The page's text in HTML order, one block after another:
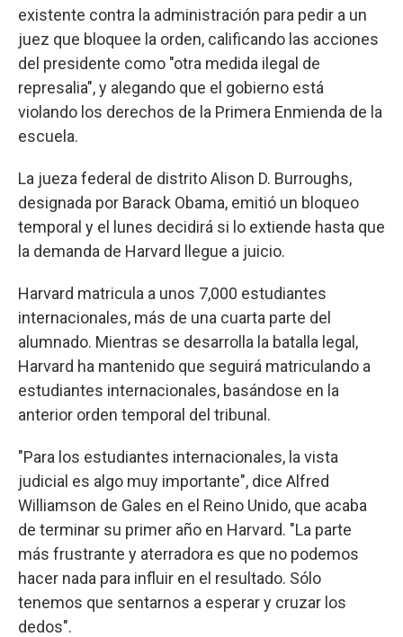
existente contra la administración para pedir a un
juez que bloquee la orden, calificando las acciones
del presidente como "otra medida ilegal de
represalia", y alegando que el gobierno está
violando los derechos de la Primera Enmienda de la
escuela.
La jueza federal de distrito Alison D. Burroughs,
designada por Barack Obama, emitió un bloqueo
temporal y el lunes decidirá si lo extiende hasta que
la demanda de Harvard llegue a juicio.
Harvard matricula a unos 7,000 estudiantes
internacionales, más de una cuarta parte del
alumnado. Mientras se desarrolla la batalla legal,
Harvard ha mantenido que seguirá matriculando a
estudiantes internacionales, basándose en la
anterior orden temporal del tribunal.
"Para los estudiantes internacionales, la vista
judicial es algo muy importante", dice Alfred
Williamson de Gales en el Reino Unido, que acaba
de terminar su primer año en Harvard. "La parte
más frustrante y aterradora es que no podemos
hacer nada para influir en el resultado. Sólo
tenemos que sentarnos a esperar y cruzar los
dedos".